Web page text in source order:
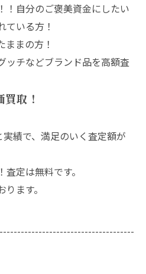
！自分のご褒美資金にしたい
ている方！
まの方！
チなどブランド品を高額査
取！
績で、満足のいく査定額が
定は無料です。
ます。